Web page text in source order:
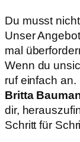
Du musst
Unser
mal
Wenn du
ruf einfach an.
Britta
dir,
Schritt für